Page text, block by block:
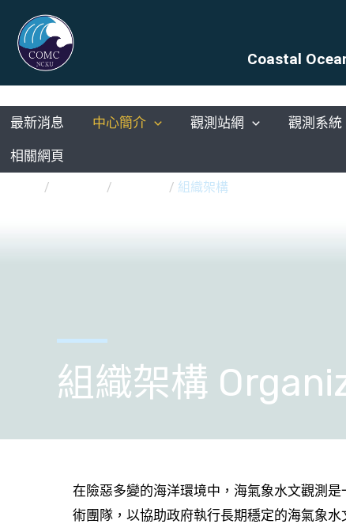
最新消息 中心簡介 觀測站網 觀測系統
相關網頁
/ / / 組織架構
Coastal
組織架構
在險惡多變的海洋環境中，海氣象水文觀測
術團隊，以協助政府執行長期穩定的海氣象水